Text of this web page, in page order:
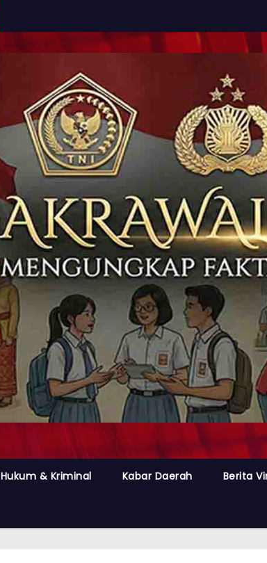
Hukum & Kriminal Kabar Daerah Berita